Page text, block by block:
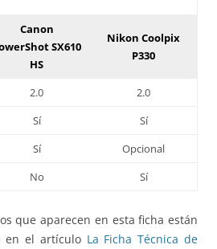
Canon
SX610
HS
Nikon Coolpix
P330
2.0
2.0
Sí
Sí
Sí
Opcional
No Sí
que aparecen en esta ficha están
en el artículo La Ficha Técnica de